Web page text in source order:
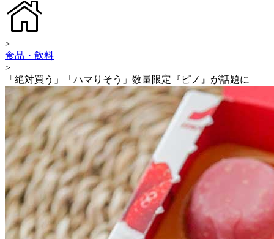
>
食品・飲料
>
「絶対買う」「ハマりそう」数量限定『ピノ』が話題に